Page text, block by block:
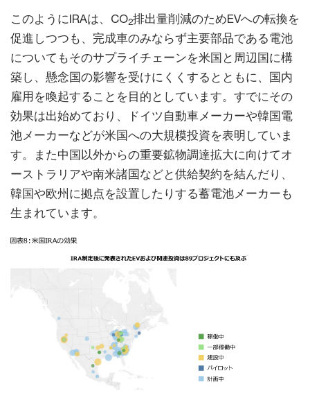
このようにIRAは、CO2排出量削減のためEVへの転換を
促進しつつも、完成車のみならず主要部品である電池
についてもそのサプライチェーンを米国と周辺国に構
築し、懸念国の影響を受けにくくするとともに、国内
雇用を喚起することを目的としています。すでにその
効果は出始めており、ドイツ自動車メーカーや韓国電
池メーカーなどが米国への大規模投資を表明していま
す。また中国以外からの重要鉱物調達拡大に向けてオ
ーストラリアや南米諸国などと供給契約を結んだり、
韓国や欧州に拠点を設置したりする蓄電池メーカーも
生まれています。